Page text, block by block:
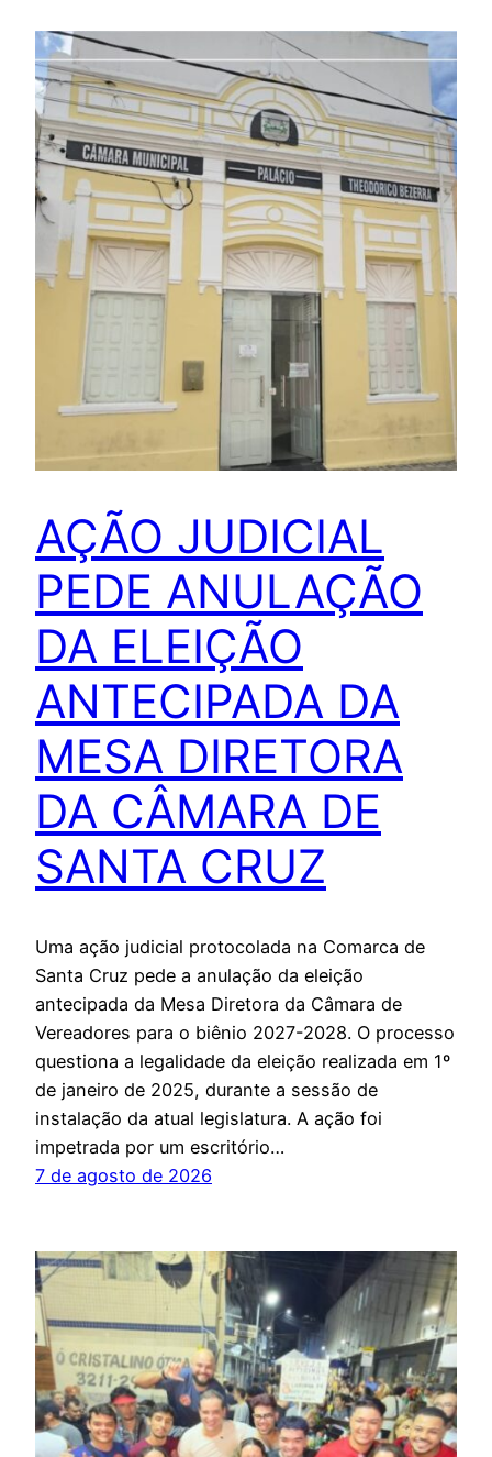
AÇÃO JUDICIAL
PEDE ANULAÇÃO
DA ELEIÇÃO
ANTECIPADA DA
MESA DIRETORA
DA CÂMARA DE
SANTA CRUZ
Uma ação judicial protocolada na Comarca de
Santa Cruz pede a anulação da eleição
antecipada da Mesa Diretora da Câmara de
Vereadores para o biênio 2027-2028. O processo
questiona a legalidade da eleição realizada em 1º
de janeiro de 2025, durante a sessão de
instalação da atual legislatura. A ação foi
impetrada por um escritório…
7 de agosto de 2026